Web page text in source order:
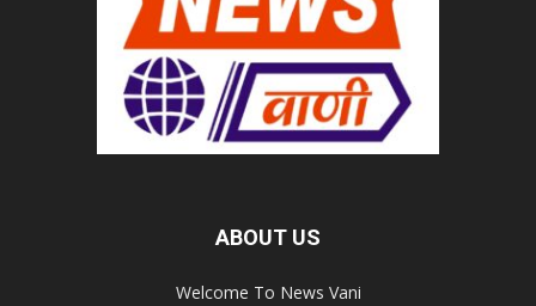
ABOUT US
Welcome To News Vani